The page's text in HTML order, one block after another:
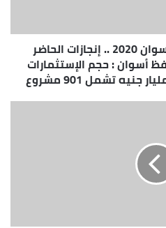
فى أنفوجراف بعنوان أسوان 2020 .. إنجازات الحاضر
أسوان : حجم الإستثمارات